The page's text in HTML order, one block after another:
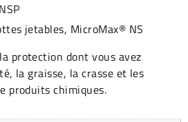
jetables, MicroMax® NS
protection dont vous avez
la graisse, la crasse et les
produits chimiques.